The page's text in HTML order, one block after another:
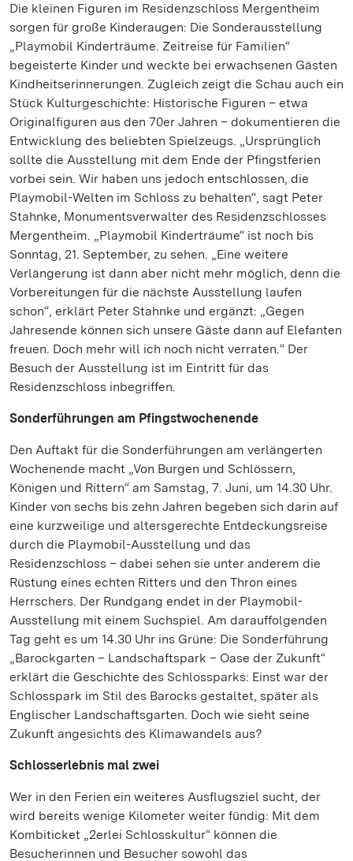
Die kleinen Figuren im Residenzschloss Mergentheim
sorgen für große Kinderaugen: Die Sonderausstellung
„Playmobil Kinderträume. Zeitreise für Familien“
begeisterte Kinder und weckte bei erwachsenen Gästen
Kindheitserinnerungen. Zugleich zeigt die Schau auch ein
Stück Kulturgeschichte: Historische Figuren – etwa
Originalfiguren aus den 70er Jahren – dokumentieren die
Entwicklung des beliebten Spielzeugs. „Ursprünglich
sollte die Ausstellung mit dem Ende der Pfingstferien
vorbei sein. Wir haben uns jedoch entschlossen, die
Playmobil-Welten im Schloss zu behalten“, sagt Peter
Stahnke, Monumentsverwalter des Residenzschlosses
Mergentheim. „Playmobil Kinderträume“ ist noch bis
Sonntag, 21. September, zu sehen. „Eine weitere
Verlängerung ist dann aber nicht mehr möglich, denn die
Vorbereitungen für die nächste Ausstellung laufen
schon“, erklärt Peter Stahnke und ergänzt: „Gegen
Jahresende können sich unsere Gäste dann auf Elefanten
freuen. Doch mehr will ich noch nicht verraten.“ Der
Besuch der Ausstellung ist im Eintritt für das
Residenzschloss inbegriffen.
Sonderführungen am Pfingstwochenende
Den Auftakt für die Sonderführungen am verlängerten
Wochenende macht „Von Burgen und Schlössern,
Königen und Rittern“ am Samstag, 7. Juni, um 14.30 Uhr.
Kinder von sechs bis zehn Jahren begeben sich darin auf
eine kurzweilige und altersgerechte Entdeckungsreise
durch die Playmobil-Ausstellung und das
Residenzschloss – dabei sehen sie unter anderem die
Rüstung eines echten Ritters und den Thron eines
Herrschers. Der Rundgang endet in der Playmobil-
Ausstellung mit einem Suchspiel. Am darauffolgenden
Tag geht es um 14.30 Uhr ins Grüne: Die Sonderführung
„Barockgarten – Landschaftspark – Oase der Zukunft“
erklärt die Geschichte des Schlossparks: Einst war der
Schlosspark im Stil des Barocks gestaltet, später als
Englischer Landschaftsgarten. Doch wie sieht seine
Zukunft angesichts des Klimawandels aus?
Schlosserlebnis mal zwei
Wer in den Ferien ein weiteres Ausflugsziel sucht, der
wird bereits wenige Kilometer weiter fündig: Mit dem
Kombiticket „2erlei Schlosskultur“ können die
Besucherinnen und Besucher sowohl das